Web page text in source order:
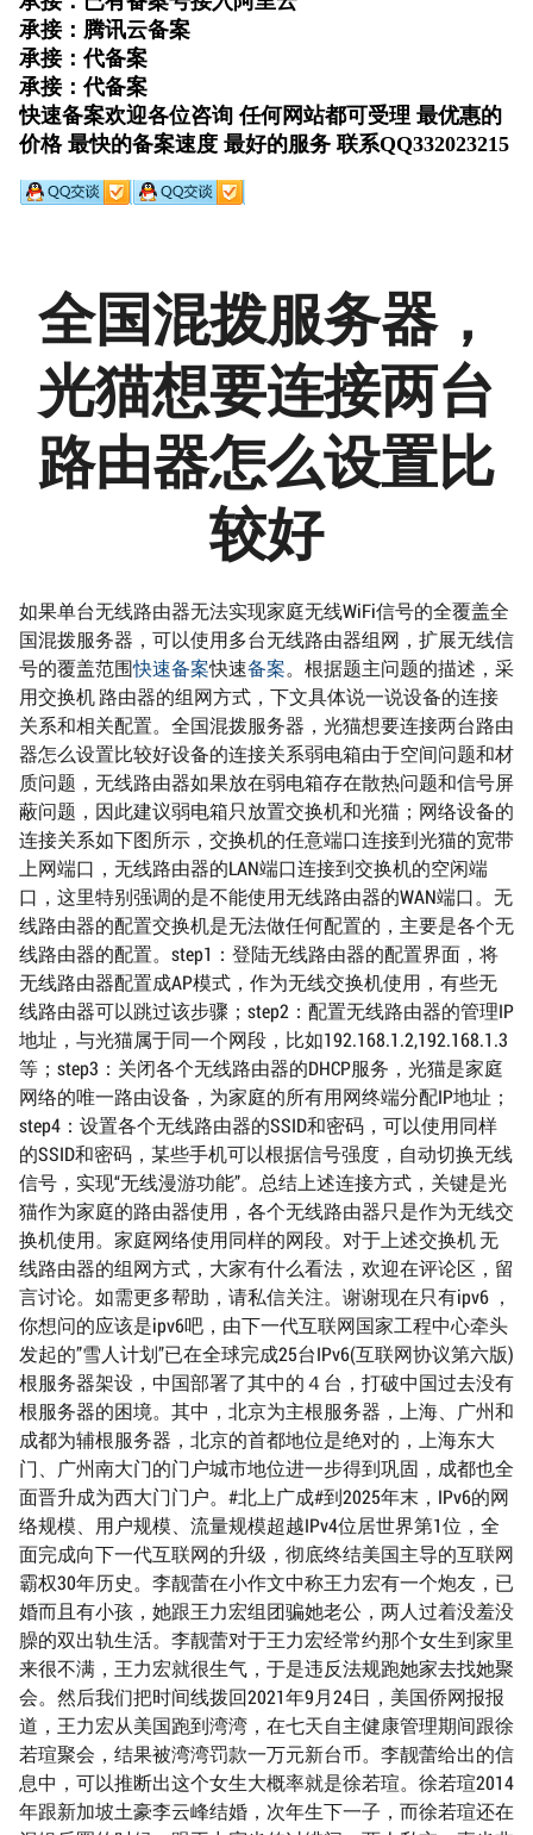
全国混拨服务器，
光猫想要连接两台
路由器怎么设置比
较好
如果单台无线路由器无法实现家庭无线WiFi信号的全覆盖全
国混拨服务器，可以使用多台无线路由器组网，扩展无线信
号的覆盖范围快速备案快速备案。根据题主问题的描述，采
用交换机 路由器的组网方式，下文具体说一说设备的连接
关系和相关配置。全国混拨服务器，光猫想要连接两台路由
器怎么设置比较好设备的连接关系弱电箱由于空间问题和材
质问题，无线路由器如果放在弱电箱存在散热问题和信号屏
蔽问题，因此建议弱电箱只放置交换机和光猫；网络设备的
连接关系如下图所示，交换机的任意端口连接到光猫的宽带
上网端口，无线路由器的LAN端口连接到交换机的空闲端
口，这里特别强调的是不能使用无线路由器的WAN端口。无
线路由器的配置交换机是无法做任何配置的，主要是各个无
线路由器的配置。step1：登陆无线路由器的配置界面，将
无线路由器配置成AP模式，作为无线交换机使用，有些无
线路由器可以跳过该步骤；step2：配置无线路由器的管理IP
地址，与光猫属于同一个网段，比如192.168.1.2,192.168.1.3
等；step3：关闭各个无线路由器的DHCP服务，光猫是家庭
网络的唯一路由设备，为家庭的所有用网终端分配IP地址；
step4：设置各个无线路由器的SSID和密码，可以使用同样
的SSID和密码，某些手机可以根据信号强度，自动切换无线
信号，实现“无线漫游功能”。总结上述连接方式，关键是光
猫作为家庭的路由器使用，各个无线路由器只是作为无线交
换机使用。家庭网络使用同样的网段。对于上述交换机 无
线路由器的组网方式，大家有什么看法，欢迎在评论区，留
言讨论。如需更多帮助，请私信关注。谢谢现在只有ipv6 ，
你想问的应该是ipv6吧，由下一代互联网国家工程中心牵头
发起的”雪人计划”已在全球完成25台IPv6(互联网协议第六版)
根服务器架设，中国部署了其中的４台，打破中国过去没有
根服务器的困境。其中，北京为主根服务器，上海、广州和
成都为辅根服务器，北京的首都地位是绝对的，上海东大
门、广州南大门的门户城市地位进一步得到巩固，成都也全
面晋升成为西大门门户。#北上广成#到2025年末，IPv6的网
络规模、用户规模、流量规模超越IPv4位居世界第1位，全
面完成向下一代互联网的升级，彻底终结美国主导的互联网
霸权30年历史。李靓蕾在小作文中称王力宏有一个炮友，已
婚而且有小孩，她跟王力宏组团骗她老公，两人过着没羞没
臊的双出轨生活。李靓蕾对于王力宏经常约那个女生到家里
来很不满，王力宏就很生气，于是违反法规跑她家去找她聚
会。然后我们把时间线拨回2021年9月24日，美国侨网报报
道，王力宏从美国跑到湾湾，在七天自主健康管理期间跟徐
若瑄聚会，结果被湾湾罚款一万元新台币。李靓蕾给出的信
息中，可以推断出这个女生大概率就是徐若瑄。徐若瑄2014
年跟新加坡土豪李云峰结婚，次年生下一子，而徐若瑄还在